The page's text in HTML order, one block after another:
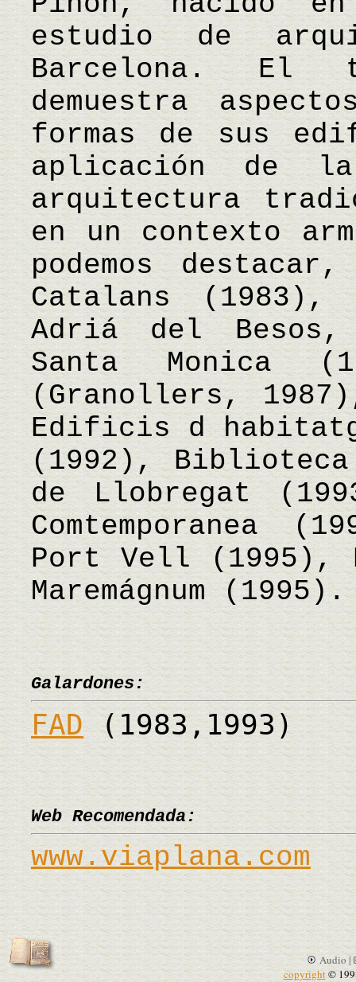
estudio de
Barcelona. El
demuestra
formas de sus
aplicación de
arquitectura
en un contexto
podemos
Catalans (1983),
Adriá del
Santa Monica
(Granollers,
Edificis d
(1992),
de Llobregat
Comtemporanea
Port Vell (1995),
Maremágnum
Galardones:
FAD(1983,1993)
Web Recomendada:
www.viaplana.com
Audio |
copyright©